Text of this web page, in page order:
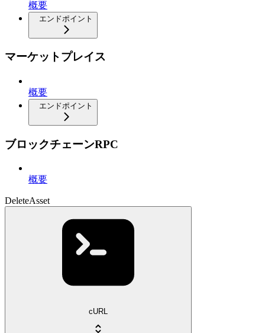
概要
エンドポイント
マーケットプレイス
概要
エンドポイント
ブロックチェーンRPC
概要
DeleteAsset
cURL